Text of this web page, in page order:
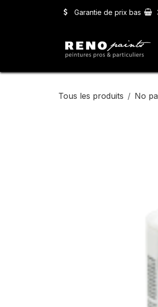
Garantie de prix bas
Tous les produits No